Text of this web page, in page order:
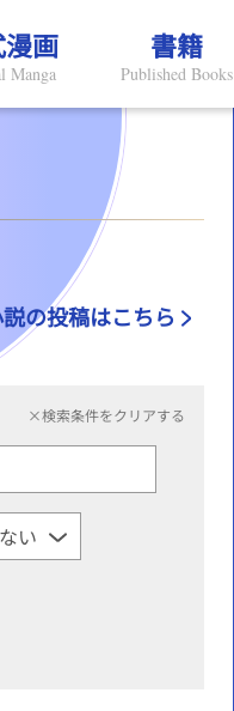
画
Manga
書籍
Published Books
の投稿はこちら
×検索条件をクリアする